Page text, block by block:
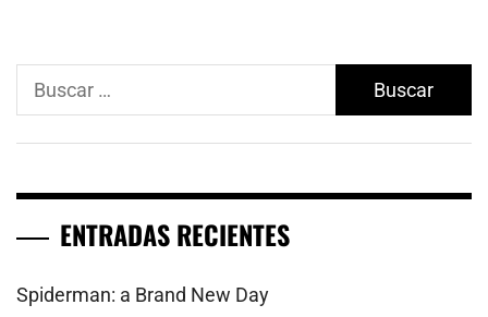
Buscar:
ENTRADAS RECIENTES
Spiderman: a Brand New Day